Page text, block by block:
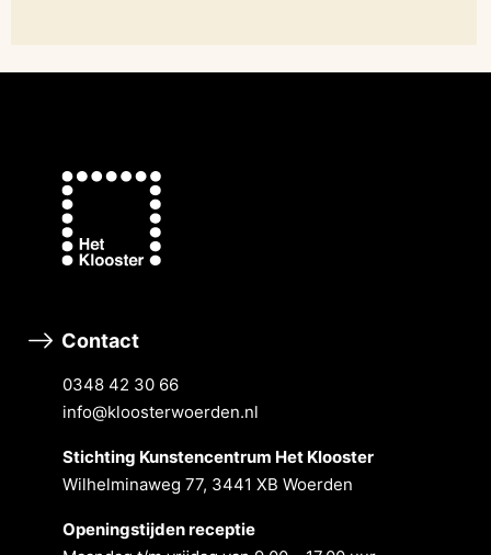
Contact
0348 42 30 66
info@kloosterwoerden.nl
Stichting Kunstencentrum Het Klooster
Wilhelminaweg 77, 3441 XB Woerden
Openingstĳden receptie